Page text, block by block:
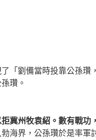
「劉備當時投靠公孫瓚
瓚。
冀州牧袁紹。數有戰功
海界，公孫瓚於是率